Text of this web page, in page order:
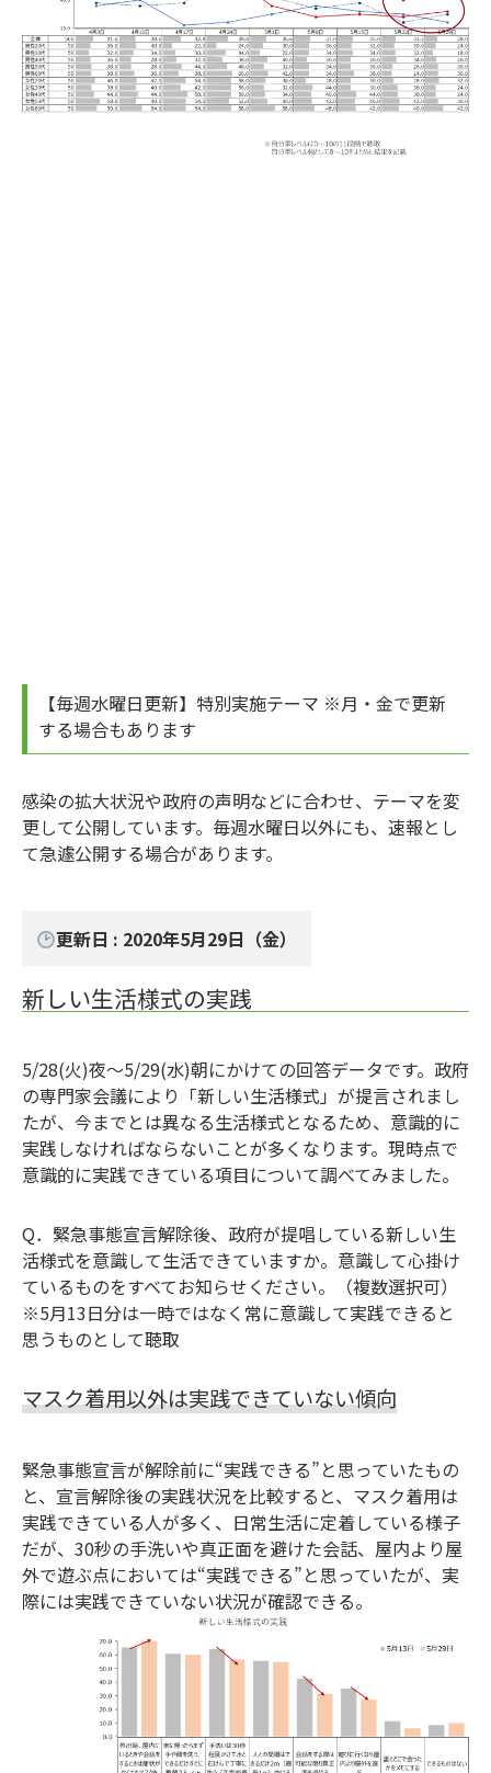
【毎週水曜日更新】特別実施テーマ ※月・金で更新
する場合もあります
感染の拡大状況や政府の声明などに合わせ、テーマを変
更して公開しています。毎週水曜日以外にも、速報とし
て急遽公開する場合があります。
更新日 : 2020年5月29日（金）
新しい生活様式の実践
5/28(火)夜～5/29(水)朝にかけての回答データです。政府
の専門家会議により「新しい生活様式」が提言されまし
たが、今までとは異なる生活様式となるため、意識的に
実践しなければならないことが多くなります。現時点で
意識的に実践できている項目について調べてみました。
Q．緊急事態宣言解除後、政府が提唱している新しい生
活様式を意識して生活できていますか。意識して心掛け
ているものをすべてお知らせください。（複数選択可）
※5月13日分は一時ではなく常に意識して実践できると
思うものとして聴取
マスク着用以外は実践できていない傾向
緊急事態宣言が解除前に“実践できる”と思っていたもの
と、宣言解除後の実践状況を比較すると、マスク着用は
実践できている人が多く、日常生活に定着している様子
だが、30秒の手洗いや真正面を避けた会話、屋内より屋
外で遊ぶ点においては“実践できる”と思っていたが、実
際には実践できていない状況が確認できる。